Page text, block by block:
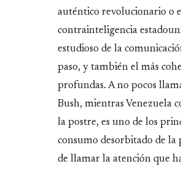
auténtico revolucionario o
contrainteligencia
estudioso de la
paso, y también el más
profundas. A no pocos
Bush, mientras Venezuela
la postre, es uno de los
consumo desorbitado de la
de llamar la atención que